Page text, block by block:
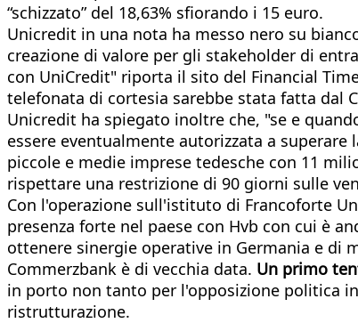
“schizzato” del 18,63% sfiorando i 15 euro.
Unicredit in una nota ha messo nero su
creazione di valore per gli stakeholder di
con UniCredit" riporta il sito del Financial
telefonata di cortesia sarebbe stata fatta dal
Unicredit ha spiegato inoltre che, "se e
essere eventualmente autorizzata a superare
piccole e medie imprese tedesche con 11
rispettare una restrizione di 90 giorni sulle
Con l'operazione sull'istituto di Francoforte
presenza forte nel paese con Hvb con cui è
ottenere sinergie operative in Germania e di
Commerzbank è di vecchia data. Un primo
in porto non tanto per l'opposizione politica
ristrutturazione.